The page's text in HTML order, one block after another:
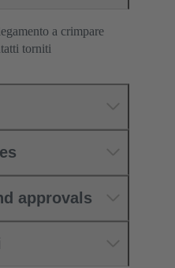
a crimpare
torniti
approvals